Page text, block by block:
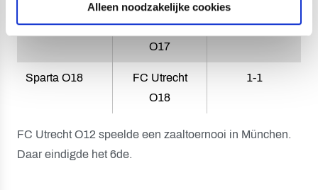
Alleen noodzakelijke cookies
PSV O17
FC Utrecht
O17
1-3
Sparta O18
FC Utrecht
O18
1-1
FC Utrecht O12 speelde een zaaltoernooi in München.
Daar eindigde het 6de.